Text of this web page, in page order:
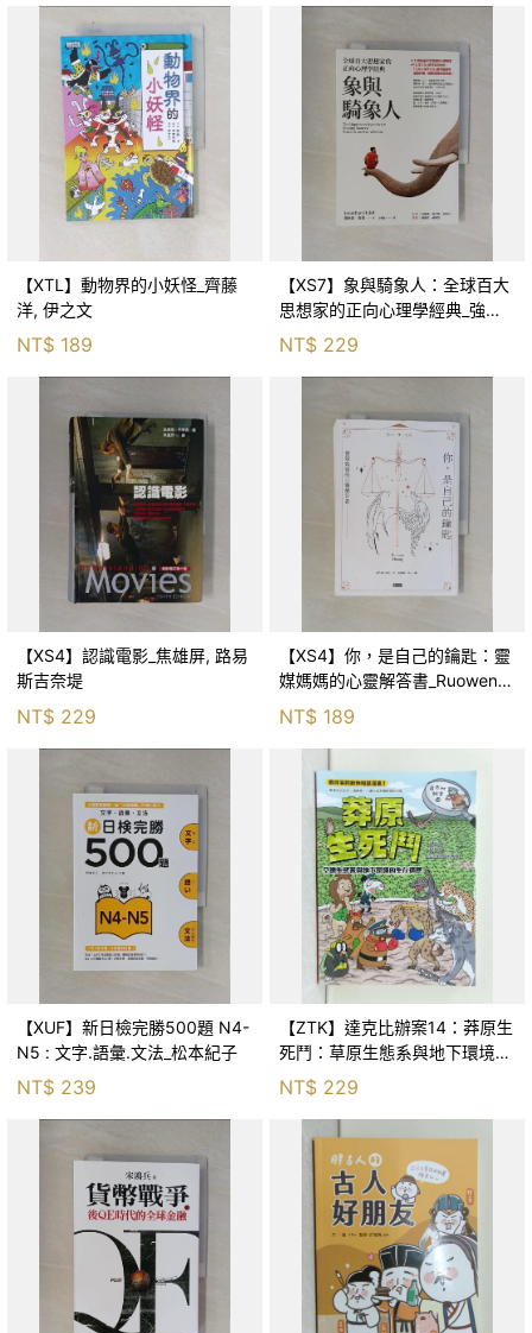
【XTL】動物界的小妖怪_齊藤
洋, 伊之文
NT$ 189
【XS7】象與騎象人：全球百大
思想家的正向心理學經典_強納
森．海德, 李靜瑤
NT$ 229
【XS4】認識電影_焦雄屏, 路易
斯吉奈堤
NT$ 229
【XS4】你，是自己的鑰匙：靈
媒媽媽的心靈解答書_Ruowen
Huang
NT$ 189
【XUF】新日檢完勝500題 N4-
N5 : 文字.語彙.文法_松本紀子
NT$ 239
【ZTK】達克比辦案14：莽原生
死鬥：草原生態系與地下環境的
生存適應_柯智元
NT$ 229